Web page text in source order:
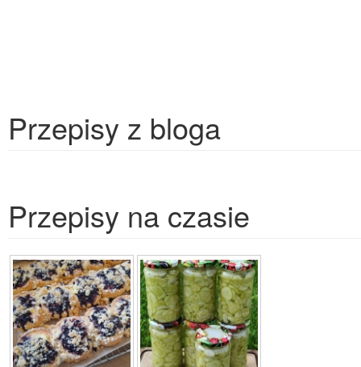
Przepisy z bloga
Przepisy na czasie